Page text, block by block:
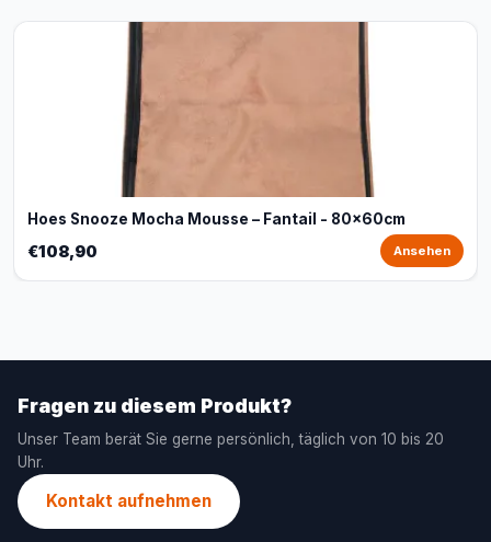
Hoes Snooze Mocha Mousse – Fantail - 80x60cm
€108,90 Ansehen
Fragen zu diesem Produkt?
Unser Team berät Sie gerne persönlich, täglich von 10 bis 20
Uhr.
Kontakt aufnehmen